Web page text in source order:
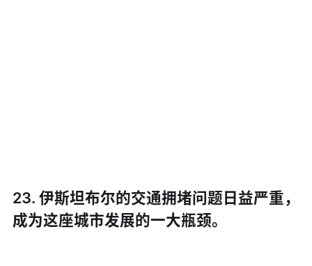
23. 伊斯坦布尔的交通拥堵问题日益严重，
成为这座城市发展的一大瓶颈。